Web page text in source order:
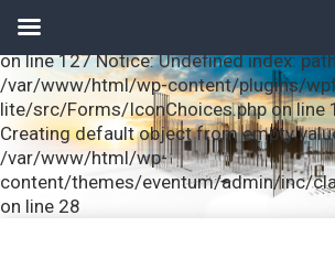
content/plugins/wpforms-lite/src/
on line 127 Notice: Undefined index:
/var/www/html/wp-content/plugins/
lite/src/Forms/IconChoices.php on line
Creating default object from empty
/var/www/html/wp-
content/themes/eventum/admin/inc/
on line 28